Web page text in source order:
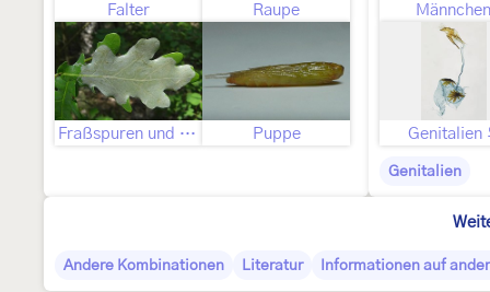
Falter Raupe
Fraßspuren und Befallsbild Puppe
Männchen
Genitalien
Genitalien
Andere Kombinationen Literatur Informationen auf